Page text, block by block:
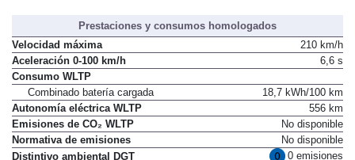
Prestaciones y consumos homologados
Velocidad máxima
210 km/h
Aceleración 0-100 km/h
Consumo WLTP
Combinado batería cargada
18,7 kWh/100 km
Autonomía eléctrica WLTP
556 km
Emisiones de CO₂ WLTP
No disponible
Normativa de emisiones
No disponible